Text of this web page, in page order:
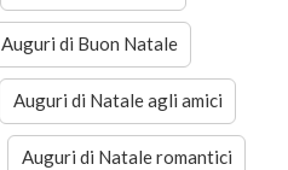
Auguri di Buon Natale
Auguri di Natale agli amici
Auguri di Natale romantici